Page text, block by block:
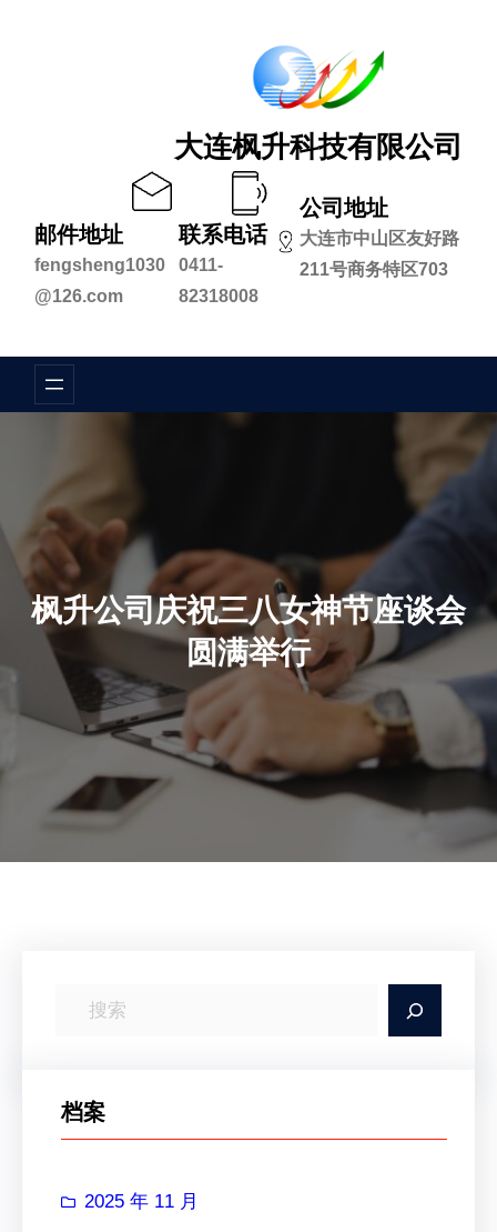
大连枫升科技有限公司
邮件地址
fengsheng1030
@126.com
联系电话
0411-
82318008
公司地址
大连市中山区友好路
211号商务特区703
枫升公司庆祝三八女神节座谈会
圆满举行
档案
2025 年 11 月